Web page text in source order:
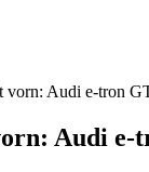
Audi e-tron
Audi e-